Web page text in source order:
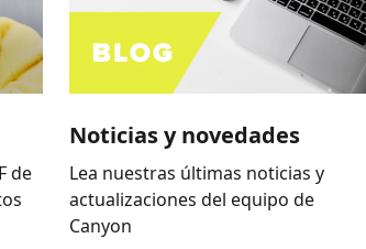
de
Noticias y novedades
Lea nuestras últimas noticias y
actualizaciones del equipo de
Canyon